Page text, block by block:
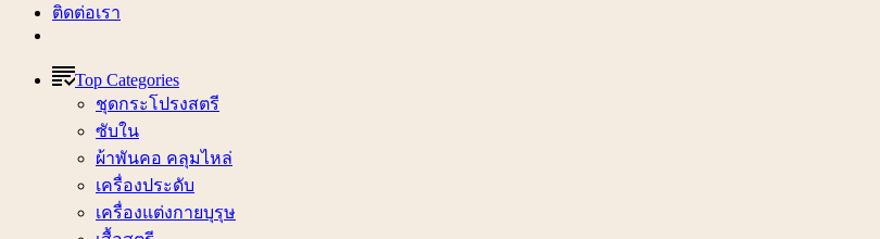
ติดต่อเรา
Top Categories
ชุดกระโปรงสตรี
ซับใน
ผ้าพันคอ คลุมไหล่
เครื่องประดับ
เครื่องแต่งกายบุรุษ